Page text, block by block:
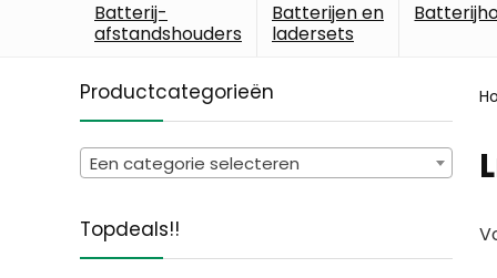
Batterij-
afstandshouders
Batterijen en
ladersets
Productcategorieën
Een categorie selecteren
Topdeals!!